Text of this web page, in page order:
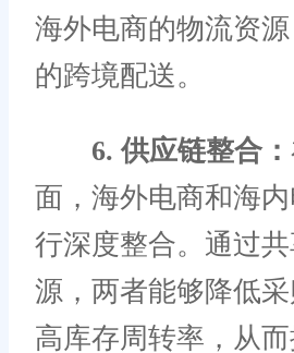
海外电商的物流资
的跨境配送。
6. 供应链整合：
面，海外电商和海
行深度整合。通过
源，两者能够降低
高库存周转率，从